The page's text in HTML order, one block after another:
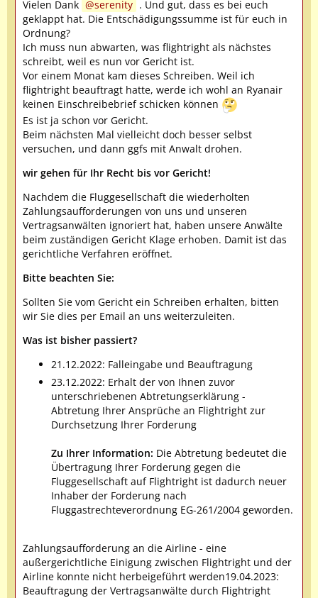
Vielen Dank serenity . Und gut, dass es bei euch
geklappt hat. Die Entschädigungssumme ist für euch in
Ordnung?
Ich muss nun abwarten, was flightright als nächstes
schreibt, weil es nun vor Gericht ist.
Vor einem Monat kam dieses Schreiben. Weil ich
flightright beauftragt hatte, werde ich wohl an Ryanair
keinen Einschreibebrief schicken können
Es ist ja schon vor Gericht.
Beim nächsten Mal vielleicht doch besser selbst
versuchen, und dann ggfs mit Anwalt drohen.
wir gehen für Ihr Recht bis vor Gericht!
Nachdem die Fluggesellschaft die wiederholten
Zahlungsaufforderungen von uns und unseren
Vertragsanwälten ignoriert hat, haben unsere Anwälte
beim zuständigen Gericht Klage erhoben. Damit ist das
gerichtliche Verfahren eröffnet.
Bitte beachten Sie:
Sollten Sie vom Gericht ein Schreiben erhalten, bitten
wir Sie dies per Email an uns weiterzuleiten.
Was ist bisher passiert?
21.12.2022: Falleingabe und Beauftragung
23.12.2022: Erhalt der von Ihnen zuvor
unterschriebenen Abtretungserklärung -
Abtretung Ihrer Ansprüche an Flightright zur
Durchsetzung Ihrer Forderung
Zu Ihrer Information: Die Abtretung bedeutet die
Übertragung Ihrer Forderung gegen die
Fluggesellschaft auf Flightright ist dadurch neuer
Inhaber der Forderung nach
Fluggastrechteverordnung EG-261/2004 geworden.
Zahlungsaufforderung an die Airline - eine
außergerichtliche Einigung zwischen Flightright und der
Airline konnte nicht herbeigeführt werden19.04.2023:
Beauftragung der Vertragsanwälte durch Flightright